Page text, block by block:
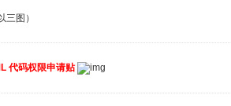
三图）
代码权限申请贴